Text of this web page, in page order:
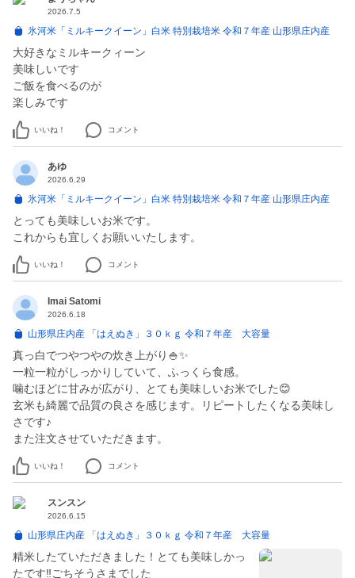
2026.7.5
氷河米「ミルキークイーン」白米 特別栽培米 令和７年産 山形県庄内産
大好きなミルキークィーン
美味しいです
ご飯を食べるのが
楽しみです
いいね！ コメント
あゆ
2026.6.29
氷河米「ミルキークイーン」白米 特別栽培米 令和７年産 山形県庄内産
とっても美味しいお米です。
これからも宜しくお願いいたします。
いいね！ コメント
Imai Satomi
2026.6.18
山形県庄内産 「はえぬき」３０ｋｇ 令和７年産 大容量
真っ白でつやつやの炊き上がり🍚✨
一粒一粒がしっかりしていて、ふっくら食感。
噛むほどに甘みが広がり、とても美味しいお米でした😊
玄米も綺麗で品質の良さを感じます。リピートしたくなる美味し
さです♪
また注文させていただきます。
いいね！ コメント
スンスン
2026.6.15
山形県庄内産 「はえぬき」３０ｋｇ 令和７年産 大容量
精米したていただきました！とても美味しかっ
たです‼︎ごちそうさまでした